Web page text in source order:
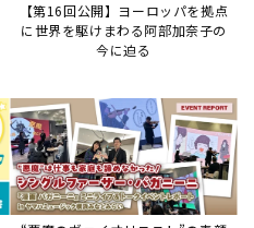
【第16回公開】ヨーロッパを拠点
に世界を駆けまわる阿部加奈子の
今に迫る